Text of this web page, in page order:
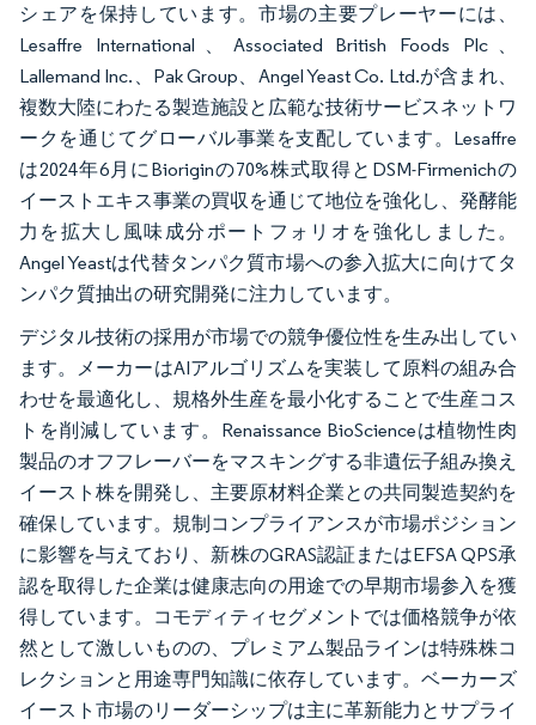
シェアを保持しています。市場の主要プレーヤーには、
Lesaffre International、Associated British Foods Plc、
Lallemand Inc.、Pak Group、Angel Yeast Co. Ltd.が含まれ、
複数大陸にわたる製造施設と広範な技術サービスネットワ
ークを通じてグローバル事業を支配しています。Lesaffre
は2024年6月にBioriginの70%株式取得とDSM-Firmenichの
イーストエキス事業の買収を通じて地位を強化し、発酵能
力を拡大し風味成分ポートフォリオを強化しました。
Angel Yeastは代替タンパク質市場への参入拡大に向けてタ
ンパク質抽出の研究開発に注力しています。
デジタル技術の採用が市場での競争優位性を生み出してい
ます。メーカーはAIアルゴリズムを実装して原料の組み合
わせを最適化し、規格外生産を最小化することで生産コス
トを削減しています。Renaissance BioScienceは植物性肉
製品のオフフレーバーをマスキングする非遺伝子組み換え
イースト株を開発し、主要原材料企業との共同製造契約を
確保しています。規制コンプライアンスが市場ポジション
に影響を与えており、新株のGRAS認証またはEFSA QPS承
認を取得した企業は健康志向の用途での早期市場参入を獲
得しています。コモディティセグメントでは価格競争が依
然として激しいものの、プレミアム製品ラインは特殊株コ
レクションと用途専門知識に依存しています。ベーカーズ
イースト市場のリーダーシップは主に革新能力とサプライ